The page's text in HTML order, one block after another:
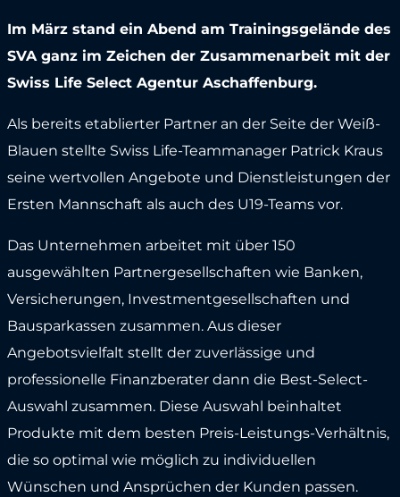
Im März stand ein Abend am Trainingsgelände des
SVA ganz im Zeichen der Zusammenarbeit mit der
Swiss Life Select Agentur Aschaffenburg.
Als bereits etablierter Partner an der Seite der Weiß-
Blauen stellte Swiss Life-Teammanager Patrick Kraus
seine wertvollen Angebote und Dienstleistungen der
Ersten Mannschaft als auch des U19-Teams vor.
Das Unternehmen arbeitet mit über 150
ausgewählten Partnergesellschaften wie Banken,
Versicherungen, Investmentgesellschaften und
Bausparkassen zusammen. Aus dieser
Angebotsvielfalt stellt der zuverlässige und
professionelle Finanzberater dann die Best-Select-
Auswahl zusammen. Diese Auswahl beinhaltet
Produkte mit dem besten Preis-Leistungs-Verhältnis,
die so optimal wie möglich zu individuellen
Wünschen und Ansprüchen der Kunden passen.